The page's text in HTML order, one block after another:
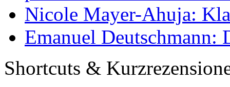
Nicole Mayer-Ahuja:
Emanuel Deutschmann:
Shortcuts &